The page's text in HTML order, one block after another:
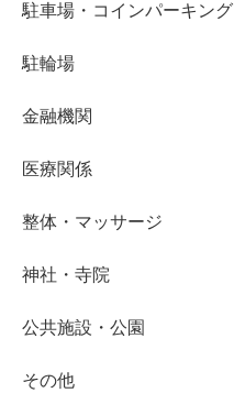
駐車場・コインパーキング
駐輪場
金融機関
医療関係
整体・マッサージ
神社・寺院
公共施設・公園
その他